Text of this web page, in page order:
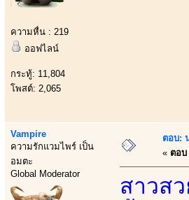
ความหื่น : 219
ออฟไลน์
กระทู้: 11,804
โพสต์: 2,065
Vampire
ความรักแวมไพร์ เป็น
อมตะ
Global Moderator
ตอบ:
« ตอบ
สาวส